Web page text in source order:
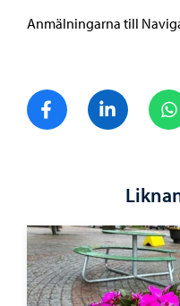
Anmälningarna till
Dela på Facebook
Dela på